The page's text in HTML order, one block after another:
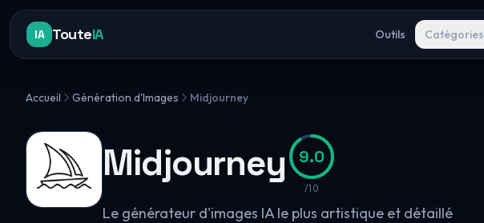
IA TouteIA Outils Catégories
Accueil Génération d'Images Midjourney
Midjourney 9.0
/10
Le générateur d'images IA le plus artistique et détaillé